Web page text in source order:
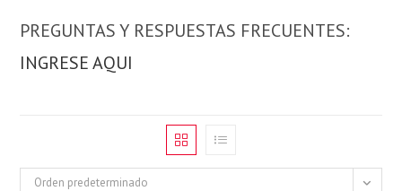
PREGUNTAS Y RESPUESTAS FRECUENTES:
INGRESE AQUI
Orden predeterminado